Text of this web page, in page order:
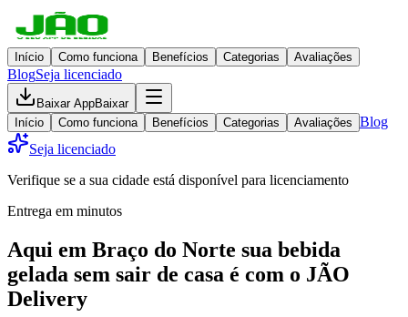
Início Como funciona Benefícios Categorias Avaliações
BlogSeja licenciado
Baixar AppBaixar
Início
Como funciona Benefícios Categorias Avaliações Blog
Seja licenciado
Verifique se a sua cidade está disponível para licenciamento
Entrega em minutos
Aqui em Braço do Norte sua bebida
gelada sem sair de casa é com o JÃO
Delivery